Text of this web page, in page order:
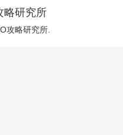
略研究所
攻略研究所.